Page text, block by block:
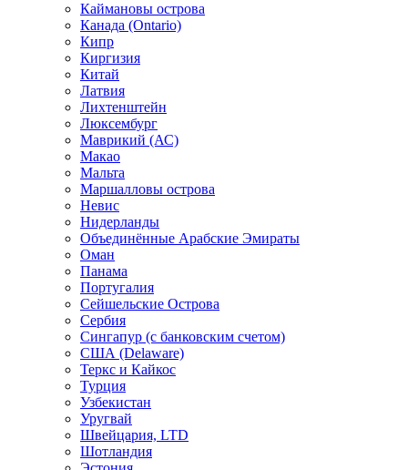
Каймановы острова
Канада (Ontario)
Кипр
Киргизия
Китай
Латвия
Лихтенштейн
Люксембург
Маврикий (АС)
Макао
Мальта
Маршалловы острова
Нeвис
Нидерланды
Объединённые Арабские Эмираты
Оман
Панама
Португалия
Сейшельские Острова
Сербия
Сингапур (c банковским счетом)
США (Delaware)
Теркс и Кайкос
Турция
Узбекистан
Уругвай
Швейцария, LTD
Шотландия